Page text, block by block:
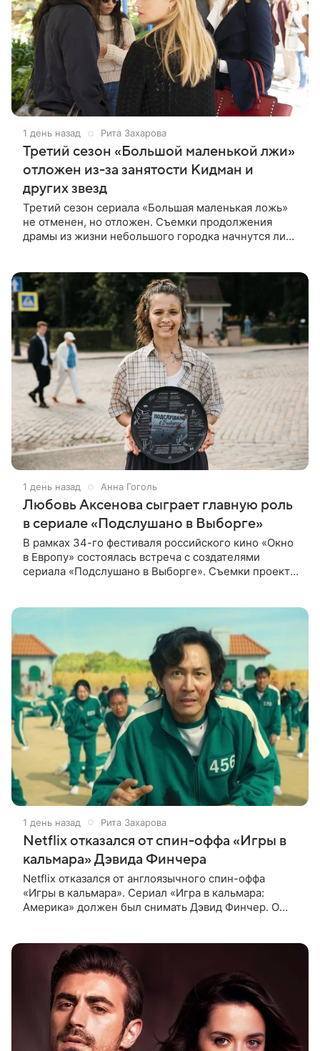
1 день назад Рита Захарова
Третий сезон «Большой маленькой лжи»
отложен из-за занятости Кидман и
других звезд
Третий сезон сериала «Большая маленькая ложь»
не отменен, но отложен. Съемки продолжения
драмы из жизни небольшого городка начнутся лишь
1 день назад Анна Гоголь
Любовь Аксенова сыграет главную роль
в сериале «Подслушано в Выборге»
В рамках 34-го фестиваля российского кино «Окно
в Европу» состоялась встреча с создателями
сериала «Подслушано в Выборге». Съемки проекта
1 день назад Рита Захарова
Netflix отказался от спин-оффа «Игры в
кальмара» Дэвида Финчера
Netflix отказался от англоязычного спин-оффа
«Игры в кальмара». Сериал «Игра в кальмара:
Америка» должен был снимать Дэвид Финчер. О